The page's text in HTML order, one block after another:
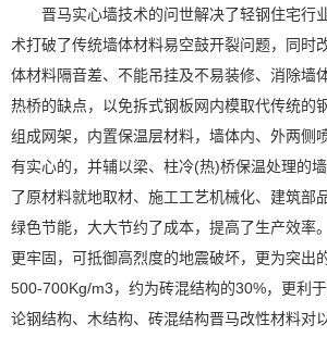
晋马实心墙技术的问世解决了轻钢住宅行
术打破了传统墙体材料易空鼓开裂问题，同时
体材料隔音差、不能吊挂及不易装修、消除墙
热桥的缺点，以免拆式钢板网内模取代传统的
组成网架，内置保温层材料，墙体内、外两侧
有实心的，并辅以梁、柱冷(热)桥保温处理的
了原材料就地取材、施工工艺机械化、建筑部
绿色节能，大大节约了成本，提高了生产效率
更牢固，可抵御高烈度的地震破坏，更为突出
500-700Kg/m3，约为砖混结构的30%，更利
论钢结构、木结构、砖混结构晋马改性材料对